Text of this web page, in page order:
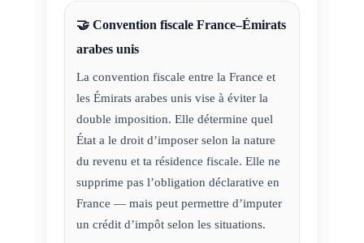
🤝 Convention fiscale France–Émirats
arabes unis
La convention fiscale entre la France et
les Émirats arabes unis vise à éviter la
double imposition. Elle détermine quel
État a le droit d’imposer selon la nature
du revenu et ta résidence fiscale. Elle ne
supprime pas l’obligation déclarative en
France — mais peut permettre d’imputer
un crédit d’impôt selon les situations.